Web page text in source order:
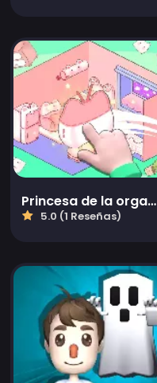
Princesa de la organización
5.0 (1 Reseñas)